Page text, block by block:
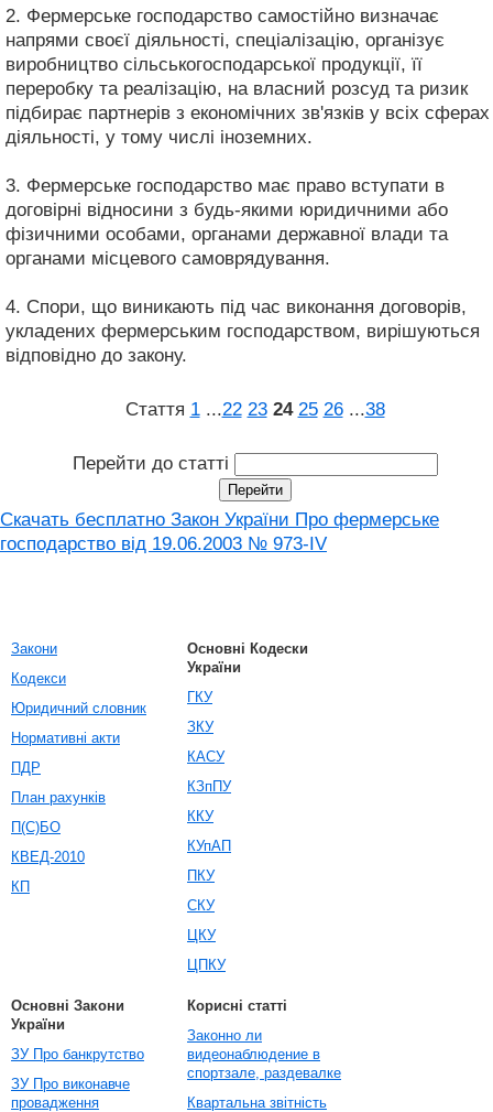
2. Фермерське господарство самостійно визначає
напрями своєї діяльності, спеціалізацію, організує
виробництво сільськогосподарської продукції, її
переробку та реалізацію, на власний розсуд та ризик
підбирає партнерів з економічних зв'язків у всіх сферах
діяльності, у тому числі іноземних.
3. Фермерське господарство має право вступати в
договірні відносини з будь-якими юридичними або
фізичними особами, органами державної влади та
органами місцевого самоврядування.
4. Спори, що виникають під час виконання договорів,
укладених фермерським господарством, вирішуються
відповідно до закону.
Стаття 1 ...22 23 24 25 26 ...38
Перейти до статті
Скачать бесплатно Закон України Про фермерське
господарство вiд 19.06.2003 № 973-IV
Закони
Кодекси
Юридичний словник
Нормативні акти
ПДР
План рахунків
П(С)БО
КВЕД-2010
КП
Основні Кодески
України
ГКУ
ЗКУ
КАСУ
КЗпПУ
ККУ
КУпАП
ПКУ
СКУ
ЦКУ
ЦПКУ
Основні Закони
України
ЗУ Про банкрутство
ЗУ Про виконавче
провадження
Корисні статті
Законно ли
видеонаблюдение в
спортзале, раздевалке
Квартальна звітність